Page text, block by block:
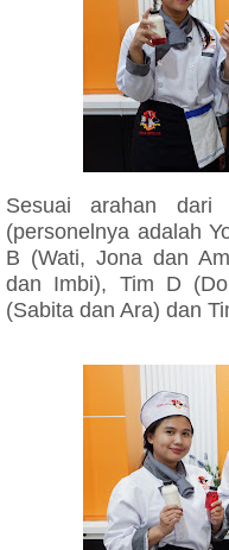
Sesuai arahan
(personelnya adalah
B (Wati, Jona dan
dan Imbi), Tim D
(Sabita dan Ara) dan